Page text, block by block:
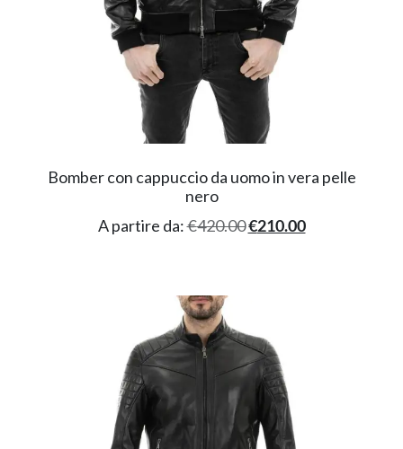
Bomber con cappuccio da uomo in vera pelle
nero
A partire da:€420.00€210.00